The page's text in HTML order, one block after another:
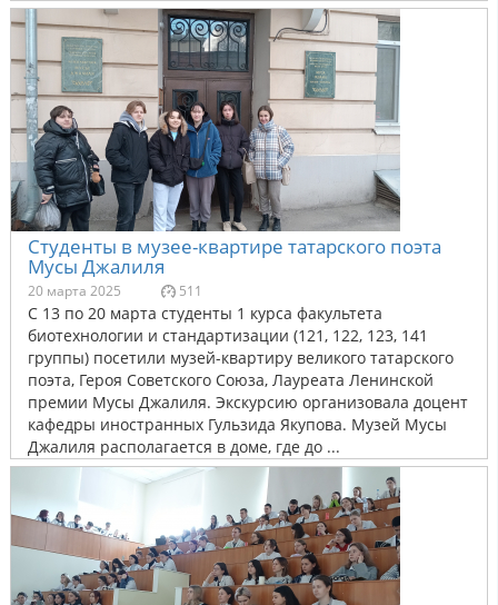
Студенты в музее-квартире татарского поэта
Мусы Джалиля
20 марта 2025 511
С 13 по 20 марта студенты 1 курса факультета
биотехнологии и стандартизации (121, 122, 123, 141
группы) посетили музей-квартиру великого татарского
поэта, Героя Советского Союза, Лауреата Ленинской
премии Мусы Джалиля. Экскурсию организовала доцент
кафедры иностранных Гульзида Якупова. Музей Мусы
Джалиля располагается в доме, где до ...